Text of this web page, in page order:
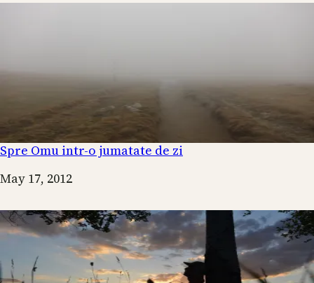
Spre Omu intr-o jumatate de zi
Date
May 17, 2012